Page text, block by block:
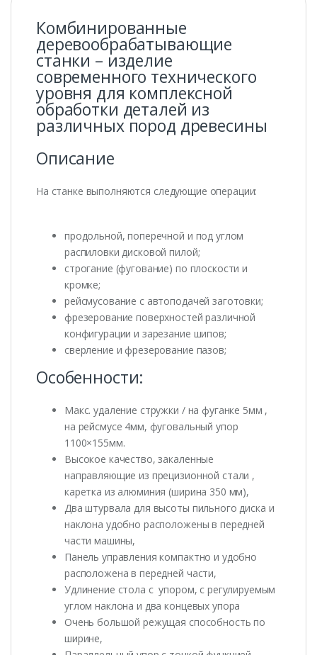
Комбинированные
деревообрабатывающие
станки – изделие
современного технического
уровня для комплексной
обработки деталей из
различных пород древесины
Описание
На станке выполняются следующие операции:
продольной, поперечной и под углом
распиловки дисковой пилой;
строгание (фугование) по плоскости и
кромке;
рейсмусование с автоподачей заготовки;
фрезерование поверхностей различной
конфигурации и зарезание шипов;
сверление и фрезерование пазов;
Особенности:
Макс. удаление стружки / на фуганке 5мм ,
на рейсмусе 4мм, фуговальный упор
1100×155мм.
Высокое качество, закаленные
направляющие из прецизионной стали ,
каретка из алюминия (ширина 350 мм),
Два штурвала для высоты пильного диска и
наклона удобно расположены в передней
части машины,
Панель управления компактно и удобно
расположена в передней части,
Удлинение стола с упором, с регулируемым
углом наклона и два концевых упора
Очень большой режущая способность по
ширине,